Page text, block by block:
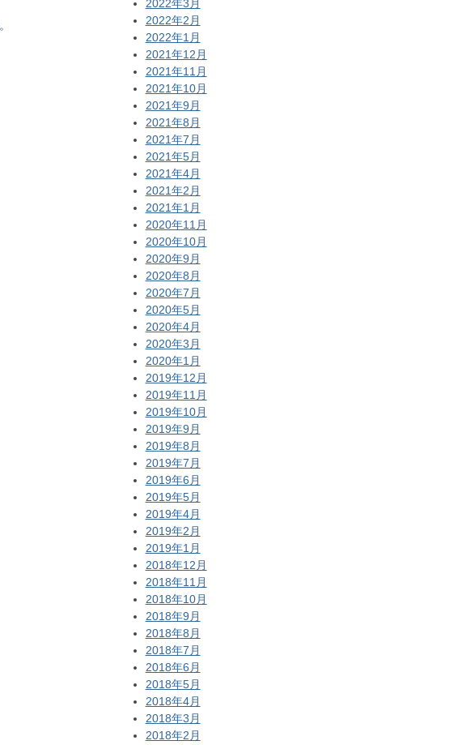
。
2022年3月
2022年2月
2022年1月
2021年12月
2021年11月
2021年10月
2021年9月
2021年8月
2021年7月
2021年5月
2021年4月
2021年2月
2021年1月
2020年11月
2020年10月
2020年9月
2020年8月
2020年7月
2020年5月
2020年4月
2020年3月
2020年1月
2019年12月
2019年11月
2019年10月
2019年9月
2019年8月
2019年7月
2019年6月
2019年5月
2019年4月
2019年2月
2019年1月
2018年12月
2018年11月
2018年10月
2018年9月
2018年8月
2018年7月
2018年6月
2018年5月
2018年4月
2018年3月
2018年2月